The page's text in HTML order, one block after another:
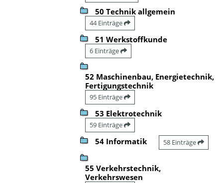
50 Technik allgemein
44 Einträge
51 Werkstoffkunde
6 Einträge
52 Maschinenbau, Energietechnik,
Fertigungstechnik
95 Einträge
53 Elektrotechnik
59 Einträge
54 Informatik 58 Einträge
55 Verkehrstechnik,
Verkehrswesen